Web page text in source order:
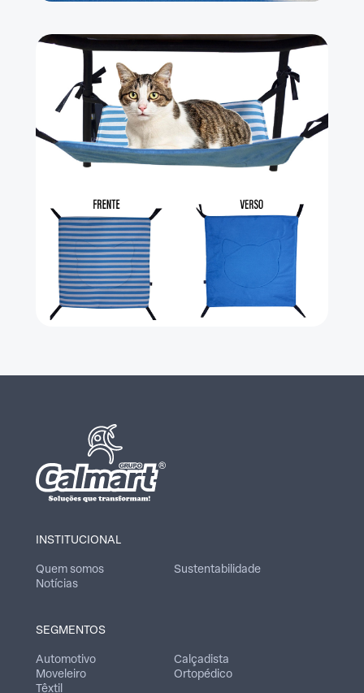
INSTITUCIONAL
Quem somos
Sustentabilidade
Notícias
SEGMENTOS
Automotivo
Calçadista
Moveleiro
Ortopédico
Têxtil